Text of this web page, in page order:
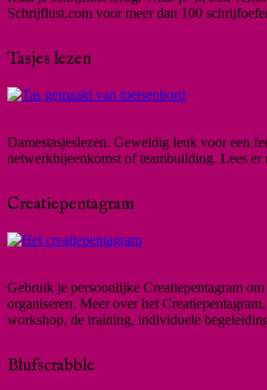
Schrijflust.com voor meer dan 100
Tasjes lezen
Damestasjeslezen. Geweldig leuk voor een
netwerkbijeenkomst of teambuilding. Lees er
Creatiepentagram
Gebruik je persoonlijke Creatiepentagram
organiseren. Meer over het
workshop, de training, individuele
Blufscrabble